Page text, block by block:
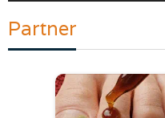
Partner